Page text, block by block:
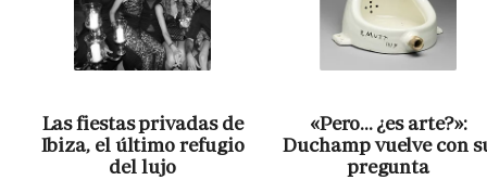
Las fiestas privadas de
Ibiza, el último refugio
del lujo
«Pero… ¿es arte?»:
Duchamp vuelve con
pregunta